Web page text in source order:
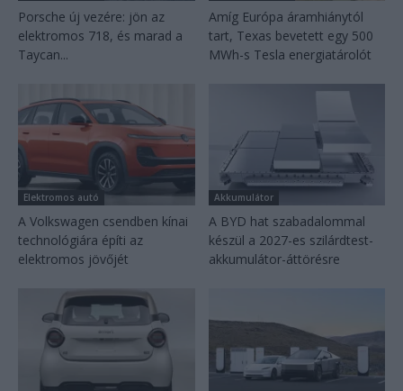
Porsche új vezére: jön az
elektromos 718, és marad a
Taycan...
Amíg Európa áramhiánytól
tart, Texas bevetett egy 500
MWh-s Tesla energiatárolót
Elektromos autó
A Volkswagen csendben kínai
technológiára építi az
elektromos jövőjét
Akkumulátor
A BYD hat szabadalommal
készül a 2027-es szilárdtest-
akkumulátor-áttörésre